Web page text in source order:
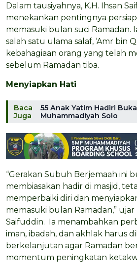
Dalam tausiyahnya, K.H. Ihsan
menekankan pentingnya
memasuki bulan suci Ramadan.
salah satu ulama salaf, ‘Amr bin
kebahagiaan orang yang telah
sebelum Ramadan tiba.
Menyiapkan Hati
Baca
Juga
55 Anak Yatim Hadiri
Muhammadiyah Solo
“Gerakan Subuh Berjemaah ini
membiasakan hadir di masjid,
memperbaiki diri dan
memasuki bulan Ramadan,” ujar
Saifuddin. Ia menambahkan
iman, ibadah, dan akhlak harus
berkelanjutan agar Ramadan
momentum peningkatan